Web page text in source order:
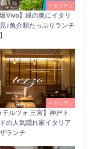
イタリアン
坂Vivo】緑の奥にイタリ
♪魚介類たっぷりランチ
イタリアン
テルツォ 三宮】神戸ト
の人気隠れ家イタリア
ランチ